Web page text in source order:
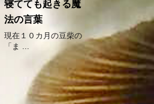
寝てても起きる魔
法の言葉
現在１０カ月の豆柴の
「ま ...